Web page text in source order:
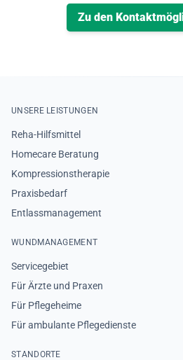
Zu den
UNSERE LEISTUNGEN
Reha-Hilfsmittel
Homecare Beratung
Kompressionstherapie
Praxisbedarf
Entlassmanagement
WUNDMANAGEMENT
Servicegebiet
Für Ärzte und Praxen
Für Pflegeheime
Für ambulante Pflegedienste
STANDORTE